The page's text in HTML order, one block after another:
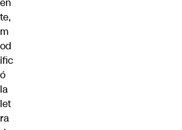
en
te,
m
od
ific
ó
la
let
ra